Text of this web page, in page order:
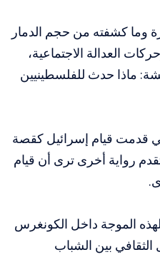
وما كشفته من حجم الدمار
العدالة الاجتماعية،
ماذا حدث للفلسطينيين
قدمت قيام إسرائيل كقصة
رواية أخرى ترى أن قيام
الموجة داخل الكونغرس
الثقافي بين الشباب